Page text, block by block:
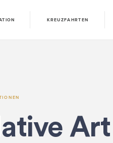
KREUZFAHRTEN
Art